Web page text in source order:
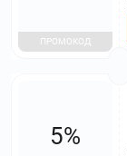
ПРОМОКОД
5%